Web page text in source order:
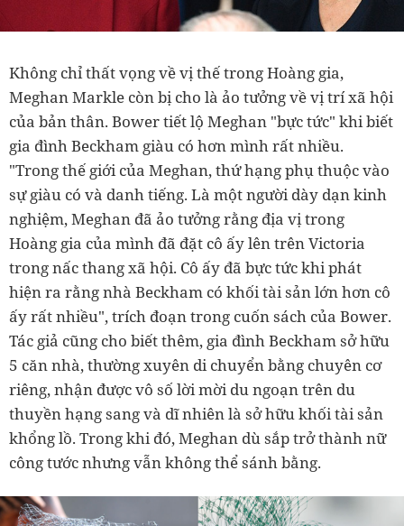
Không chỉ thất vọng về vị thế trong Hoàng gia,
Meghan Markle còn bị cho là ảo tưởng về vị trí xã hội
của bản thân. Bower tiết lộ Meghan "bực tức" khi biết
gia đình Beckham giàu có hơn mình rất nhiều.
"Trong thế giới của Meghan, thứ hạng phụ thuộc vào
sự giàu có và danh tiếng. Là một người dày dạn kinh
nghiệm, Meghan đã ảo tưởng rằng địa vị trong
Hoàng gia của mình đã đặt cô ấy lên trên Victoria
trong nấc thang xã hội. Cô ấy đã bực tức khi phát
hiện ra rằng nhà Beckham có khối tài sản lớn hơn cô
ấy rất nhiều", trích đoạn trong cuốn sách của Bower.
Tác giả cũng cho biết thêm, gia đình Beckham sở hữu
5 căn nhà, thường xuyên di chuyển bằng chuyên cơ
riêng, nhận được vô số lời mời du ngoạn trên du
thuyền hạng sang và dĩ nhiên là sở hữu khối tài sản
khổng lồ. Trong khi đó, Meghan dù sắp trở thành nữ
công tước nhưng vẫn không thể sánh bằng.